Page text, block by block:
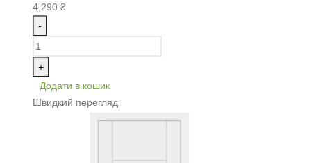
4,290 ₴
-
+
Додати в кошик
Швидкий перегляд